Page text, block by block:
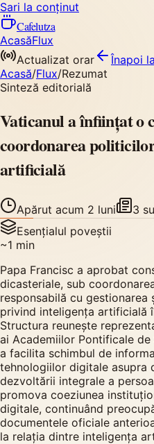
Sari la conținut
Cafelutza
AcasăFlux
Actualizat orar
Înapoi
Acasă/Flux/Rezumat
Sinteză editorială
Vaticanul a înființat o
coordonarea
artificială
Apărut acum 2 luni 3
Esențialul poveștii
~1 min
Papa Francisc a aprobat
dicasteriale, sub
responsabilă cu
privind inteligența artificială
Structura reunește
ai Academiilor Pontificale
a facilita schimbul de
tehnologiilor digitale asupra
dezvoltării integrale a
promova coeziunea
digitale, continuând
documentele oficiale
la relația dintre inteligența